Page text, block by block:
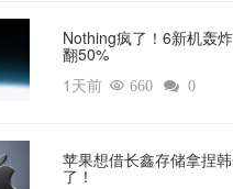
‌Nothing疯了！6新机轰
翻50%‌
1天前  660  0
苹果想借长鑫存储拿捏
了！